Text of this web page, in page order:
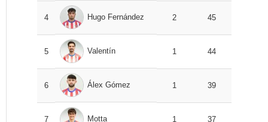
4 Hugo Fernández 2 45
5 Valentín 1 44
6 Álex Gómez 1 39
7 Motta 1 37